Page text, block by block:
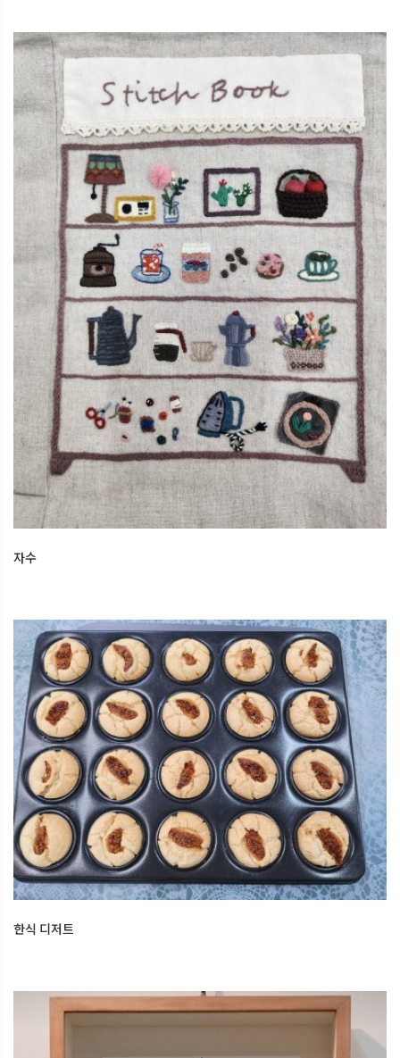
자수
2026.01.04오산한국문화센터
자수
한식 디저트
2025.12.27오산한국문화센터
한식 디저트